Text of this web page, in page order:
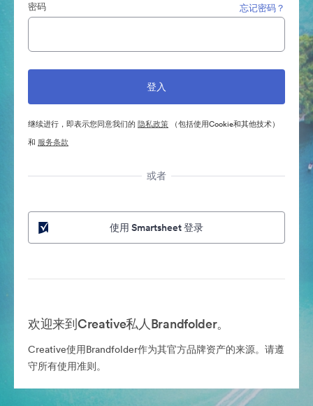
密码 忘记密码？
继续进行，即表示您同意我们的 隐私政策 （包括使用Cookie和其他技术）
和 服务条款
或者
使用 Smartsheet 登录
欢迎来到Creative私人Brandfolder。
Creative使用Brandfolder作为其官方品牌资产的来源。请遵
守所有使用准则。